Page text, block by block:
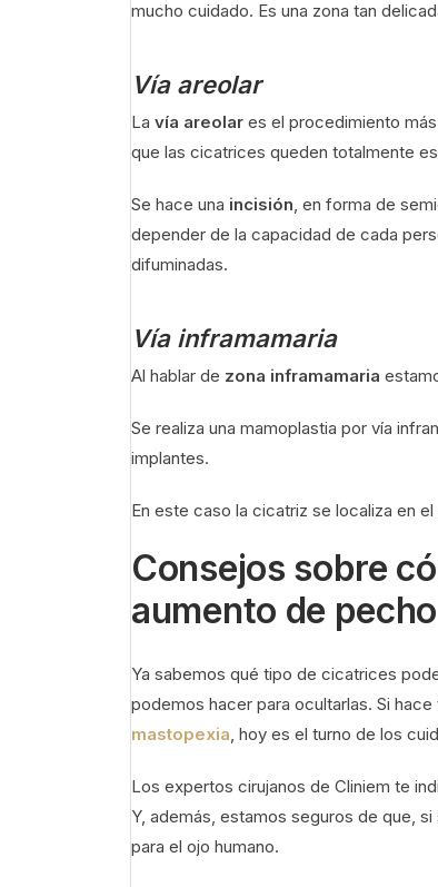
mucho cuidado. Es una zona tan
Vía areolar
La vía areolar es el procedimiento
que las cicatrices queden totalmente
Se hace una incisión, en forma de
depender de la capacidad de cada
difuminadas.
Vía inframamaria
Al hablar de zona inframamaria
Se realiza una mamoplastia por vía
implantes.
En este caso la cicatriz se localiza en
Consejos sobre
aumento de pecho
Ya sabemos qué tipo de cicatrices
podemos hacer para ocultarlas. Si
mastopexia, hoy es el turno de los
Los expertos cirujanos de Cliniem te
Y, además, estamos seguros de que,
para el ojo humano.